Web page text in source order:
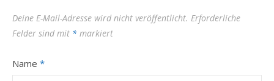
Deine E-Mail-Adresse wird nicht veröffentlicht. Erforderliche
Felder sind mit * markiert
Name *